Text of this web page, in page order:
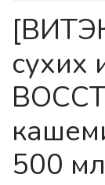
сухих
500 мл